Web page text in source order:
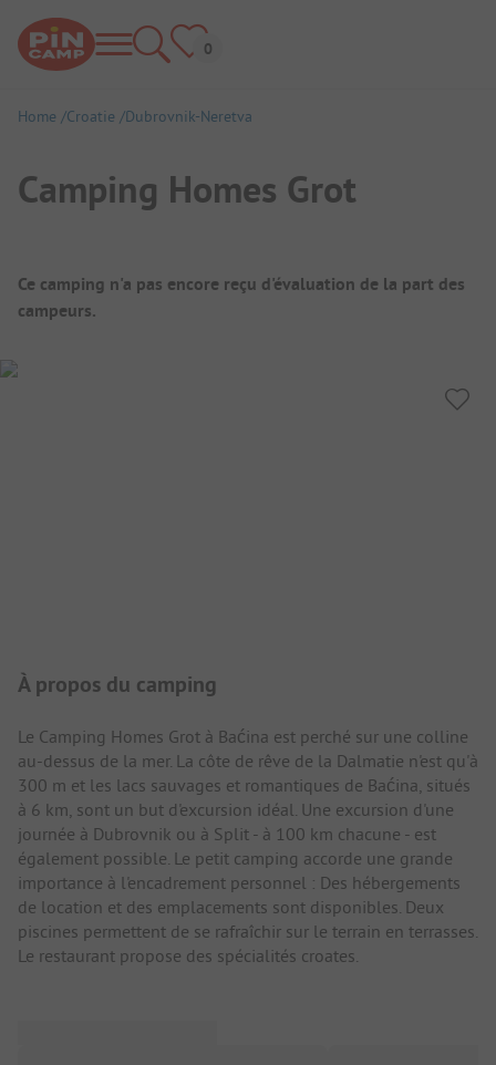
Home Croatie Dubrovnik-Neretva
Camping Homes Grot
Aperçu du camping
Ce camping n'a pas encore reçu d'évaluation de la part des
campeurs.
Présentation du camping
À propos du camping
Le Camping Homes Grot à Baćina est perché sur une colline
au-dessus de la mer. La côte de rêve de la Dalmatie n'est qu'à
300 m et les lacs sauvages et romantiques de Baćina, situés
à 6 km, sont un but d'excursion idéal. Une excursion d'une
journée à Dubrovnik ou à Split - à 100 km chacune - est
également possible. Le petit camping accorde une grande
importance à l'encadrement personnel : Des hébergements
de location et des emplacements sont disponibles. Deux
piscines permettent de se rafraîchir sur le terrain en terrasses.
Le restaurant propose des spécialités croates.